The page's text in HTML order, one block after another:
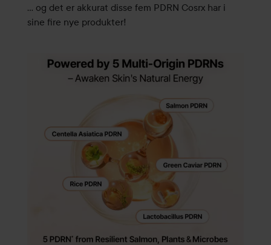
… og det er akkurat disse fem PDRN Cosrx har i
sine fire nye produkter!